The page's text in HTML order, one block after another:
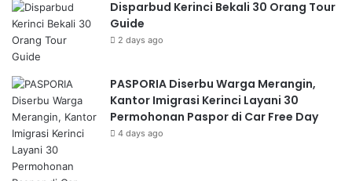
Disparbud Kerinci Bekali 30 Orang Tour
Guide
2 days ago
PASPORIA Diserbu Warga Merangin,
Kantor Imigrasi Kerinci Layani 30
Permohonan Paspor di Car Free Day
4 days ago